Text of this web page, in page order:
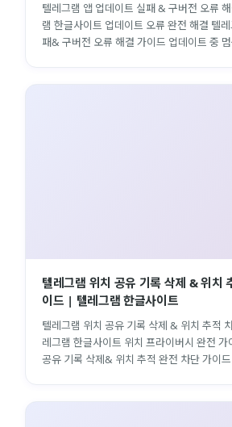
텔레그램 앱 업데이트 실패 & 구버전 오류
램 한글사이트 업데이트 오류 완전 해결 텔
패& 구버전 오류 해결 가이드 업데이트 중
텔레그램 위치 공유 기록 삭제 & 위치
이드 | 텔레그램 한글사이트
텔레그램 위치 공유 기록 삭제 & 위치 추적
레그램 한글사이트 위치 프라이버시 완전 가
공유 기록 삭제& 위치 추적 완전 차단 가이